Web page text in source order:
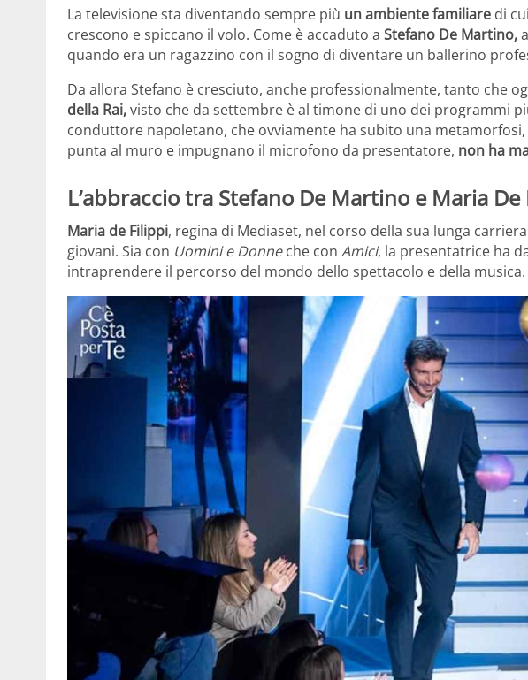
La televisione sta diventando sempre più un ambiente familiare di
crescono e spiccano il volo. Come è accaduto a Stefano De Martino,
quando era un ragazzino con il sogno di diventare un ballerino
Da allora Stefano è cresciuto, anche professionalmente, tanto che
della Rai,visto che da settembre è al timone di uno dei programmi
conduttore napoletano, che ovviamente ha subito una
punta al muro e impugnano il microfono da presentatore, non ha
L’abbraccio tra Stefano De Martino e Maria De
Maria de Filippi, regina di Mediaset, nel corso della sua lunga
giovani. Sia con Uomini e Donneche con Amici, la presentatrice ha
intraprendere il percorso del mondo dello spettacolo e della musica.